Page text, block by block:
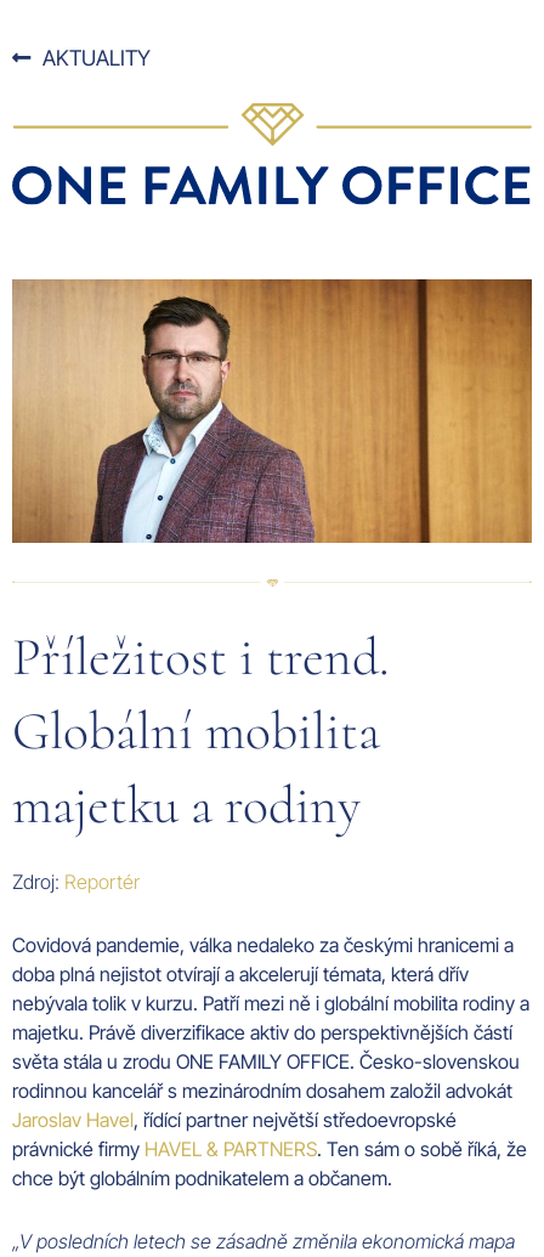
AKTUALITY
Příležitost i trend.
Globální mobilita
majetku a rodiny
Zdroj: Reportér
Covidová pandemie, válka nedaleko za českými hranicemi a
doba plná nejistot otvírají a akcelerují témata, která dřív
nebývala tolik v kurzu. Patří mezi ně i globální mobilita rodiny a
majetku. Právě diverzifikace aktiv do perspektivnějších částí
světa stála u zrodu ONE FAMILY OFFICE. Česko-slovenskou
rodinnou kancelář s mezinárodním dosahem založil advokát
Jaroslav Havel, řídícípartnernejvětší středoevropské
právnické firmy HAVEL & PARTNERS. Ten sám o sobě říká, že
chce být globálním podnikatelem a občanem.
„V posledních letech se zásadně změnila ekonomická mapa